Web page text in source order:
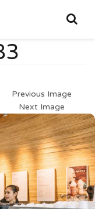
Previous Image
Next Image